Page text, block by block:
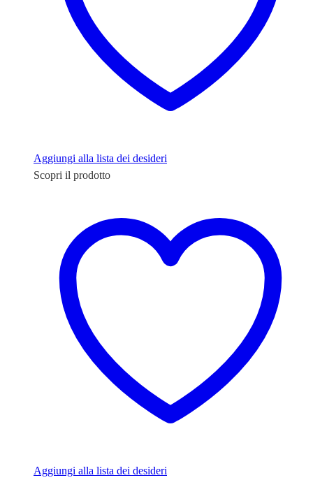
Aggiungi alla lista dei desideri
Scopri il prodotto
Aggiungi alla lista dei desideri